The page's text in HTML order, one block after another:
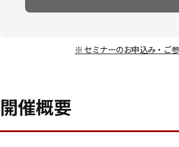
※ セミナーのお申込み・ご
開催概要